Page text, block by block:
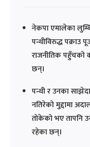
नेकपा एमालेका
पन्थीविरुद्ध पक्राउ
राजनीतिक पहुँचको
छन्।
पन्थी र उनका
नतिरेको मुद्दामा
तोकेको भए तापनि
रहेका छन्।